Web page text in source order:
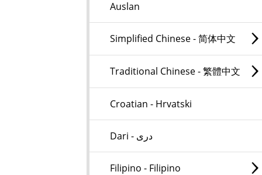
Auslan
Simplified Chinese - 简体中文
Traditional Chinese - 繁體中文
Croatian - Hrvatski
Dari - دری
Filipino - Filipino